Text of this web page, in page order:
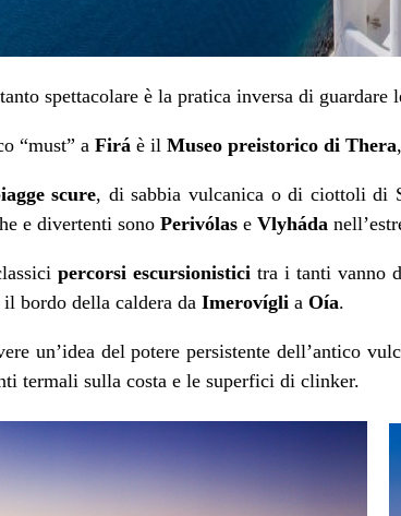
spettacolare è la pratica inversa di guardare
“must” a Firá è il Museo preistorico di Thera
scure, di sabbia vulcanica o di ciottoli di
e divertenti sono Perivólas e Vlyháda
percorsi escursionisticitra i tanti vanno
bordo della caldera da Imerovígli a Oía.
un’idea del potere persistente dell’antico
termali sulla costa e le superfici di clinker.